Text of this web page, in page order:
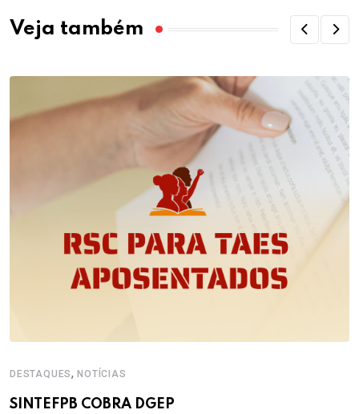
Veja também
DESTAQUES,NOTÍCIAS
SINTEFPB COBRA DGEP